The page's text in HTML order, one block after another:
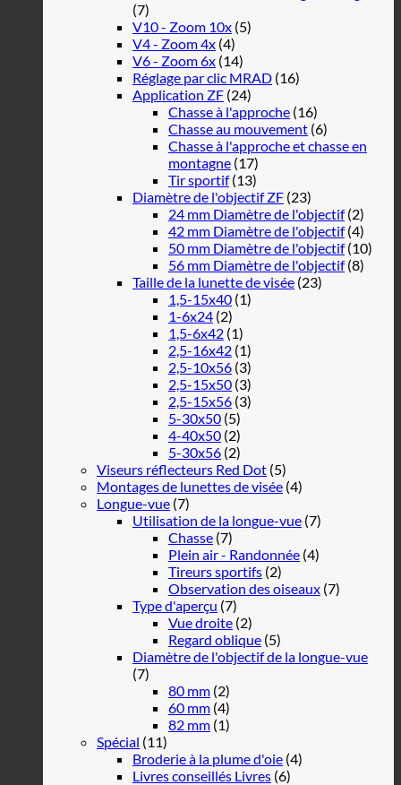
(7)
V10 - Zoom 10x (5)
V4 - Zoom 4x (4)
V6 - Zoom 6x (14)
Réglage par clic MRAD (16)
Application ZF (24)
Chasse à l'approche (16)
Chasse au mouvement (6)
Chasse à l'approche et chasse en
montagne (17)
Tir sportif (13)
Diamètre de l'objectif ZF (23)
24 mm Diamètre de l'objectif (2)
42 mm Diamètre de l'objectif (4)
50 mm Diamètre de l'objectif (10)
56 mm Diamètre de l'objectif (8)
Taille de la lunette de visée (23)
1,5-15x40 (1)
1-6x24 (2)
1,5-6x42 (1)
2,5-16x42 (1)
2,5-10x56 (3)
2,5-15x50 (3)
2,5-15x56 (3)
5-30x50 (5)
4-40x50 (2)
5-30x56 (2)
Viseurs réflecteurs Red Dot (5)
Montages de lunettes de visée (4)
Longue-vue (7)
Utilisation de la longue-vue (7)
Chasse (7)
Plein air - Randonnée (4)
Tireurs sportifs (2)
Observation des oiseaux (7)
Type d'aperçu (7)
Vue droite (2)
Regard oblique (5)
Diamètre de l'objectif de la longue-vue
(7)
80 mm (2)
60 mm (4)
82 mm (1)
Spécial (11)
Broderie à la plume d'oie (4)
Livres conseillés Livres (6)